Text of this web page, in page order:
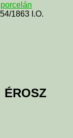
1863 I.O.
ÉROSZ